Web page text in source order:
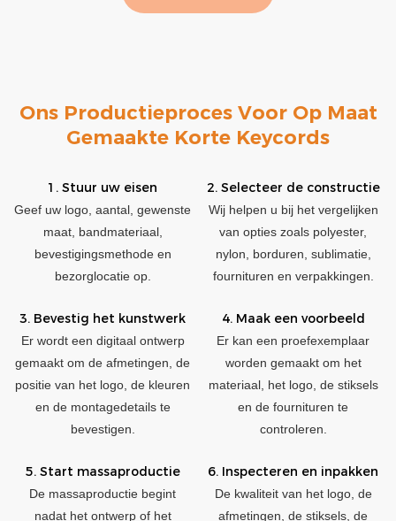
Ons Productieproces Voor Op Maat
Gemaakte Korte Keycords
1. Stuur uw eisen
Geef uw logo, aantal, gewenste
maat, bandmateriaal,
bevestigingsmethode en
bezorglocatie op.
2. Selecteer de constructie
Wij helpen u bij het vergelijken
van opties zoals polyester,
nylon, borduren, sublimatie,
fournituren en verpakkingen.
3. Bevestig het kunstwerk
Er wordt een digitaal ontwerp
gemaakt om de afmetingen, de
positie van het logo, de kleuren
en de montagedetails te
bevestigen.
4. Maak een voorbeeld
Er kan een proefexemplaar
worden gemaakt om het
materiaal, het logo, de stiksels
en de fournituren te
controleren.
5. Start massaproductie
De massaproductie begint
nadat het ontwerp of het
6. Inspecteren en inpakken
De kwaliteit van het logo, de
afmetingen, de stiksels, de